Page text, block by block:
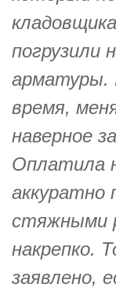
погрузили
арматуры.
время,
наверное
Оплатила
аккуратно
стяжными
накрепко.
заявлено,